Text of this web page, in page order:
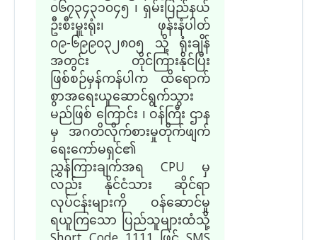
၀၆၇၃၄၃၁၀၄၅ ၊ ရှမ်းပြည်နယ်
ဦးစီးမှူးရုံး၊ ဖုန်းနံပါတ်
၀၉-၆၉၉၀၃၂၈၀၅ သို့ ရုံးချိန်
အတွင်း တိုင်ကြားနိုင်ပြီး
ဖြစ်စဉ်မှန်ကန်ပါက ထိရောက်
စွာအရေးယူဆောင်ရွက်သွား
မည်ဖြစ် ကြောင်း ၊ ဝန်ကြီး ဌာန
မှ အဂတိလိုက်စားမှုတိုက်ဖျက်
ရေးကော်မရှင်၏
ညွှန်ကြားချက်အရ CPU မှ
လည်း နိုင်ငံသား ဆိုင်ရာ
လုပ်ငန်းများကို ဝန်ဆောင်မှု
ရယူကြသော ပြည်သူများထံသို့